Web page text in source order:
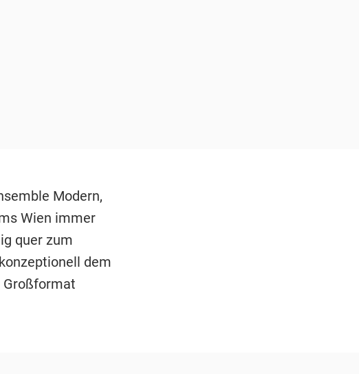
Modern,
Wien immer
quer zum
dem
Großformat